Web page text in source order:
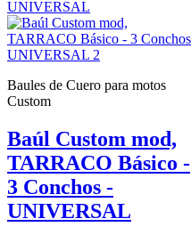
Baules de Cuero para motos
Custom
Baúl Custom mod,
TARRACO Básico -
3 Conchos -
UNIVERSAL